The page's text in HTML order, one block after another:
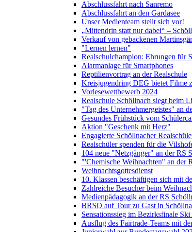
Abschlussfahrt nach Sanremo
Abschlussfahrt an den Gardasee
Unser Medienteam stellt sich vor!
„Mittendrin statt nur dabei“ –
Verkauf von gebackenen
"Lernen lernen"
Realschulchampion: Ehrungen für
Alarmanlage für Smartphones
Reptilienvortrag an der Realschule
Kreisjugendring DEG bietet Filme
Vorlesewettbewerb 2024
Realschule Schöllnach siegt beim
"Tag des Unternehmergeistes" an
Gesundes Frühstück vom
Aktion "Geschenk mit Herz"
Engagierte Schöllnacher
Realschüler spenden für die
104 neue "Netzgänger" an der RS
"'Chemische Weihnachten" an der
Weihnachtsgottesdienst
10. Klassen beschäftigen sich mit
Zahlreiche Besucher beim
Medienpädagogik an der RS
BRSO auf Tour zu Gast in
Sensationssieg im Bezirksfinale
Ausflug des Fairtrade-Teams mit